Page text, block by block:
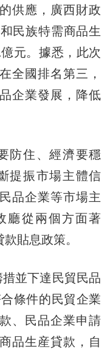
供應，廣西財政
民族特需商品生
元。據悉，此次
全國排名第三，
企業發展，降低
住、經濟要穩
提振市場主體信
品企業等市場主
廳從兩個方面著
貼息政策。
並下達民貿民品
條件的民貿企業
、民品企業申請
品生産貸款，自